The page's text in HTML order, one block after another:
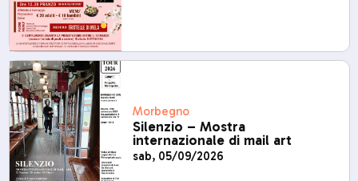
Morbegno
Silenzio – Mostra
internazionale di mail art
sab, 05/09/2026